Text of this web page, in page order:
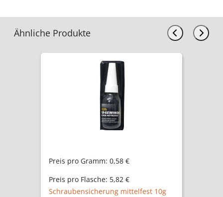
Ähnliche Produkte
Preis pro Gramm: 0,58 €
Preis pro Flasche: 5,82 €
Schraubensicherung mittelfest 10g